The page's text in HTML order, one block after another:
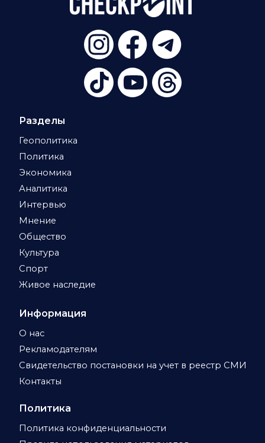
Разделы
Геополитика
Политика
Экономика
Аналитика
Интервью
Мнение
Общество
Культура
Спорт
Живое наследие
Информация
О нас
Рекламодателям
Свидетельство постановки на учет в реестр СМИ
Контакты
Политика
Политика конфиденциальности